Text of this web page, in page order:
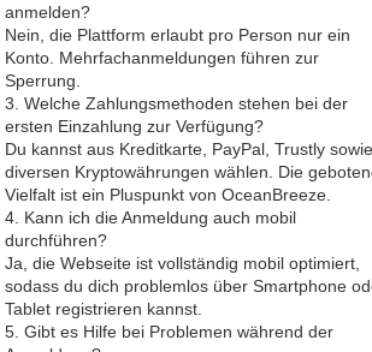
anmelden?
Nein, die Plattform erlaubt pro Person nur ein
Konto. Mehrfachanmeldungen führen zur
Sperrung.
3. Welche Zahlungsmethoden stehen bei der
ersten Einzahlung zur Verfügung?
Du kannst aus Kreditkarte, PayPal, Trustly sowie
diversen Kryptowährungen wählen. Die
Vielfalt ist ein Pluspunkt von OceanBreeze.
4. Kann ich die Anmeldung auch mobil
durchführen?
Ja, die Webseite ist vollständig mobil optimiert,
sodass du dich problemlos über Smartphone
Tablet registrieren kannst.
5. Gibt es Hilfe bei Problemen während der